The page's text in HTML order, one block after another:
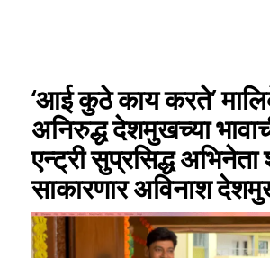
‘आई कुठे काय करते’
अनिरुद्ध देशमुखच्या
एन्ट्री सुप्रसिद्ध
साकारणार अविनाश